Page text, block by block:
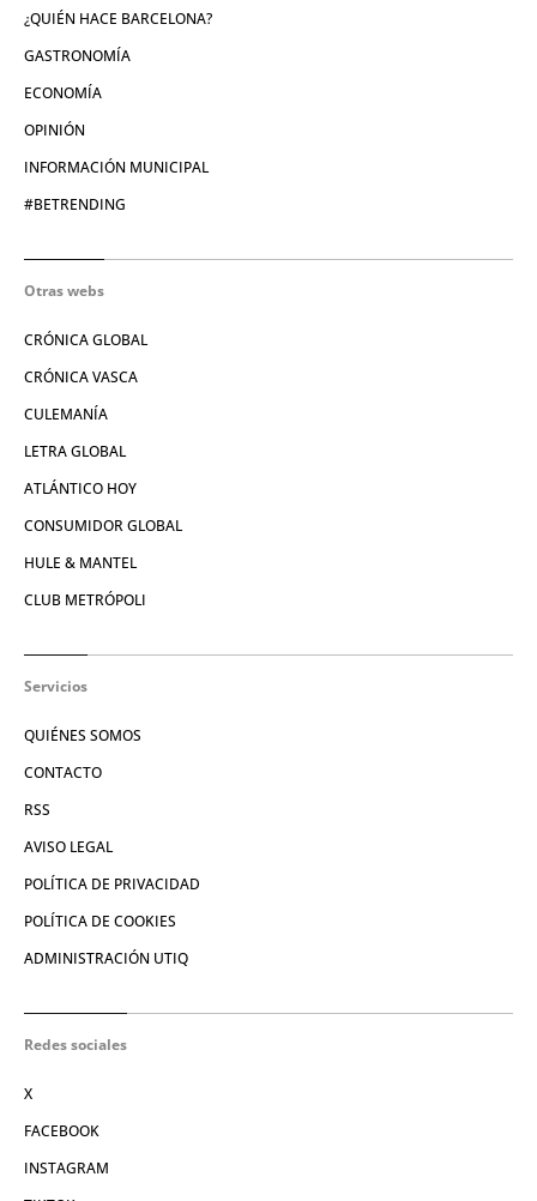
¿QUIÉN HACE BARCELONA?
GASTRONOMÍA
ECONOMÍA
OPINIÓN
INFORMACIÓN MUNICIPAL
#BETRENDING
Otras webs
CRÓNICA GLOBAL
CRÓNICA VASCA
CULEMANÍA
LETRA GLOBAL
ATLÁNTICO HOY
CONSUMIDOR GLOBAL
HULE & MANTEL
CLUB METRÓPOLI
Servicios
QUIÉNES SOMOS
CONTACTO
RSS
AVISO LEGAL
POLÍTICA DE PRIVACIDAD
POLÍTICA DE COOKIES
ADMINISTRACIÓN UTIQ
Redes sociales
X
FACEBOOK
INSTAGRAM